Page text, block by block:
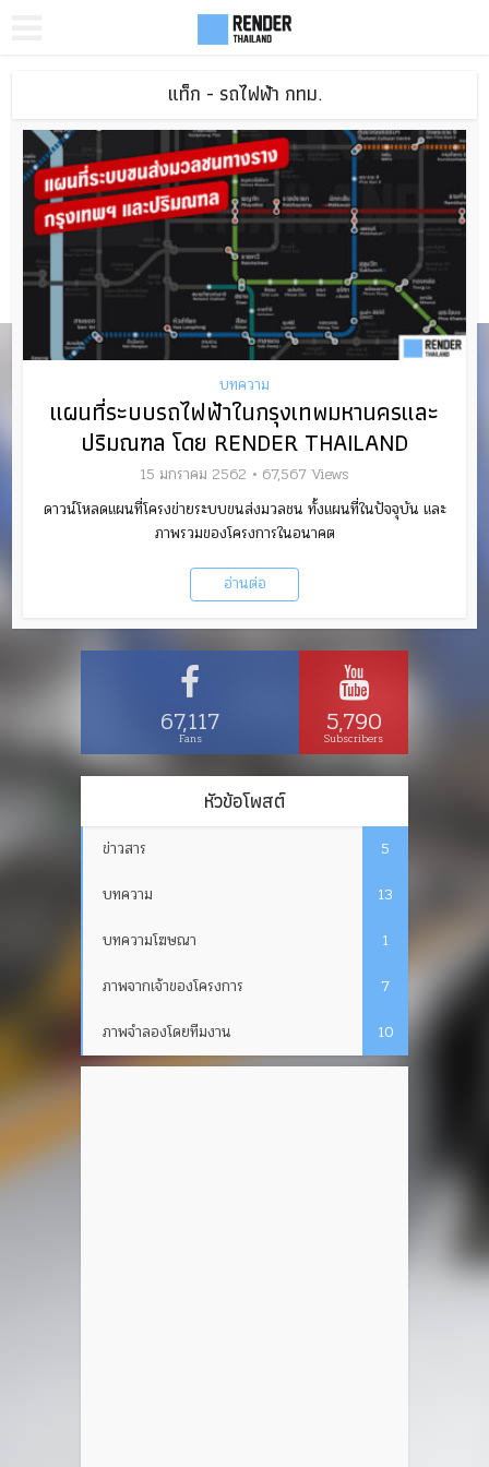
แท็ก - รถไฟฟ้า กทม.
บทความ
แผนที่ระบบรถไฟฟ้าในกรุงเทพมหานครและ
ปริมณฑล โดย RENDER THAILAND
15 มกราคม 2562
67,567 Views
ดาวน์โหลดแผนที่โครงข่ายระบบขนส่งมวลชน ทั้งแผนที่ในปัจจุบัน และ
ภาพรวมของโครงการในอนาคต
อ่านต่อ
67,117
Fans 5,790
Subscribers
หัวข้อโพสต์
ข่าวสาร
5
บทความ
13
บทความโฆษณา
1
ภาพจากเจ้าของโครงการ
7
ภาพจำลองโดยทีมงาน
10